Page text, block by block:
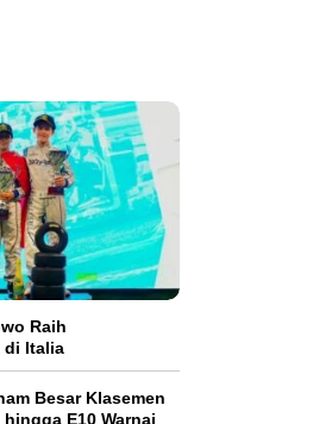
Raih
di Italia
Besar Klasemen
E10 Warnai